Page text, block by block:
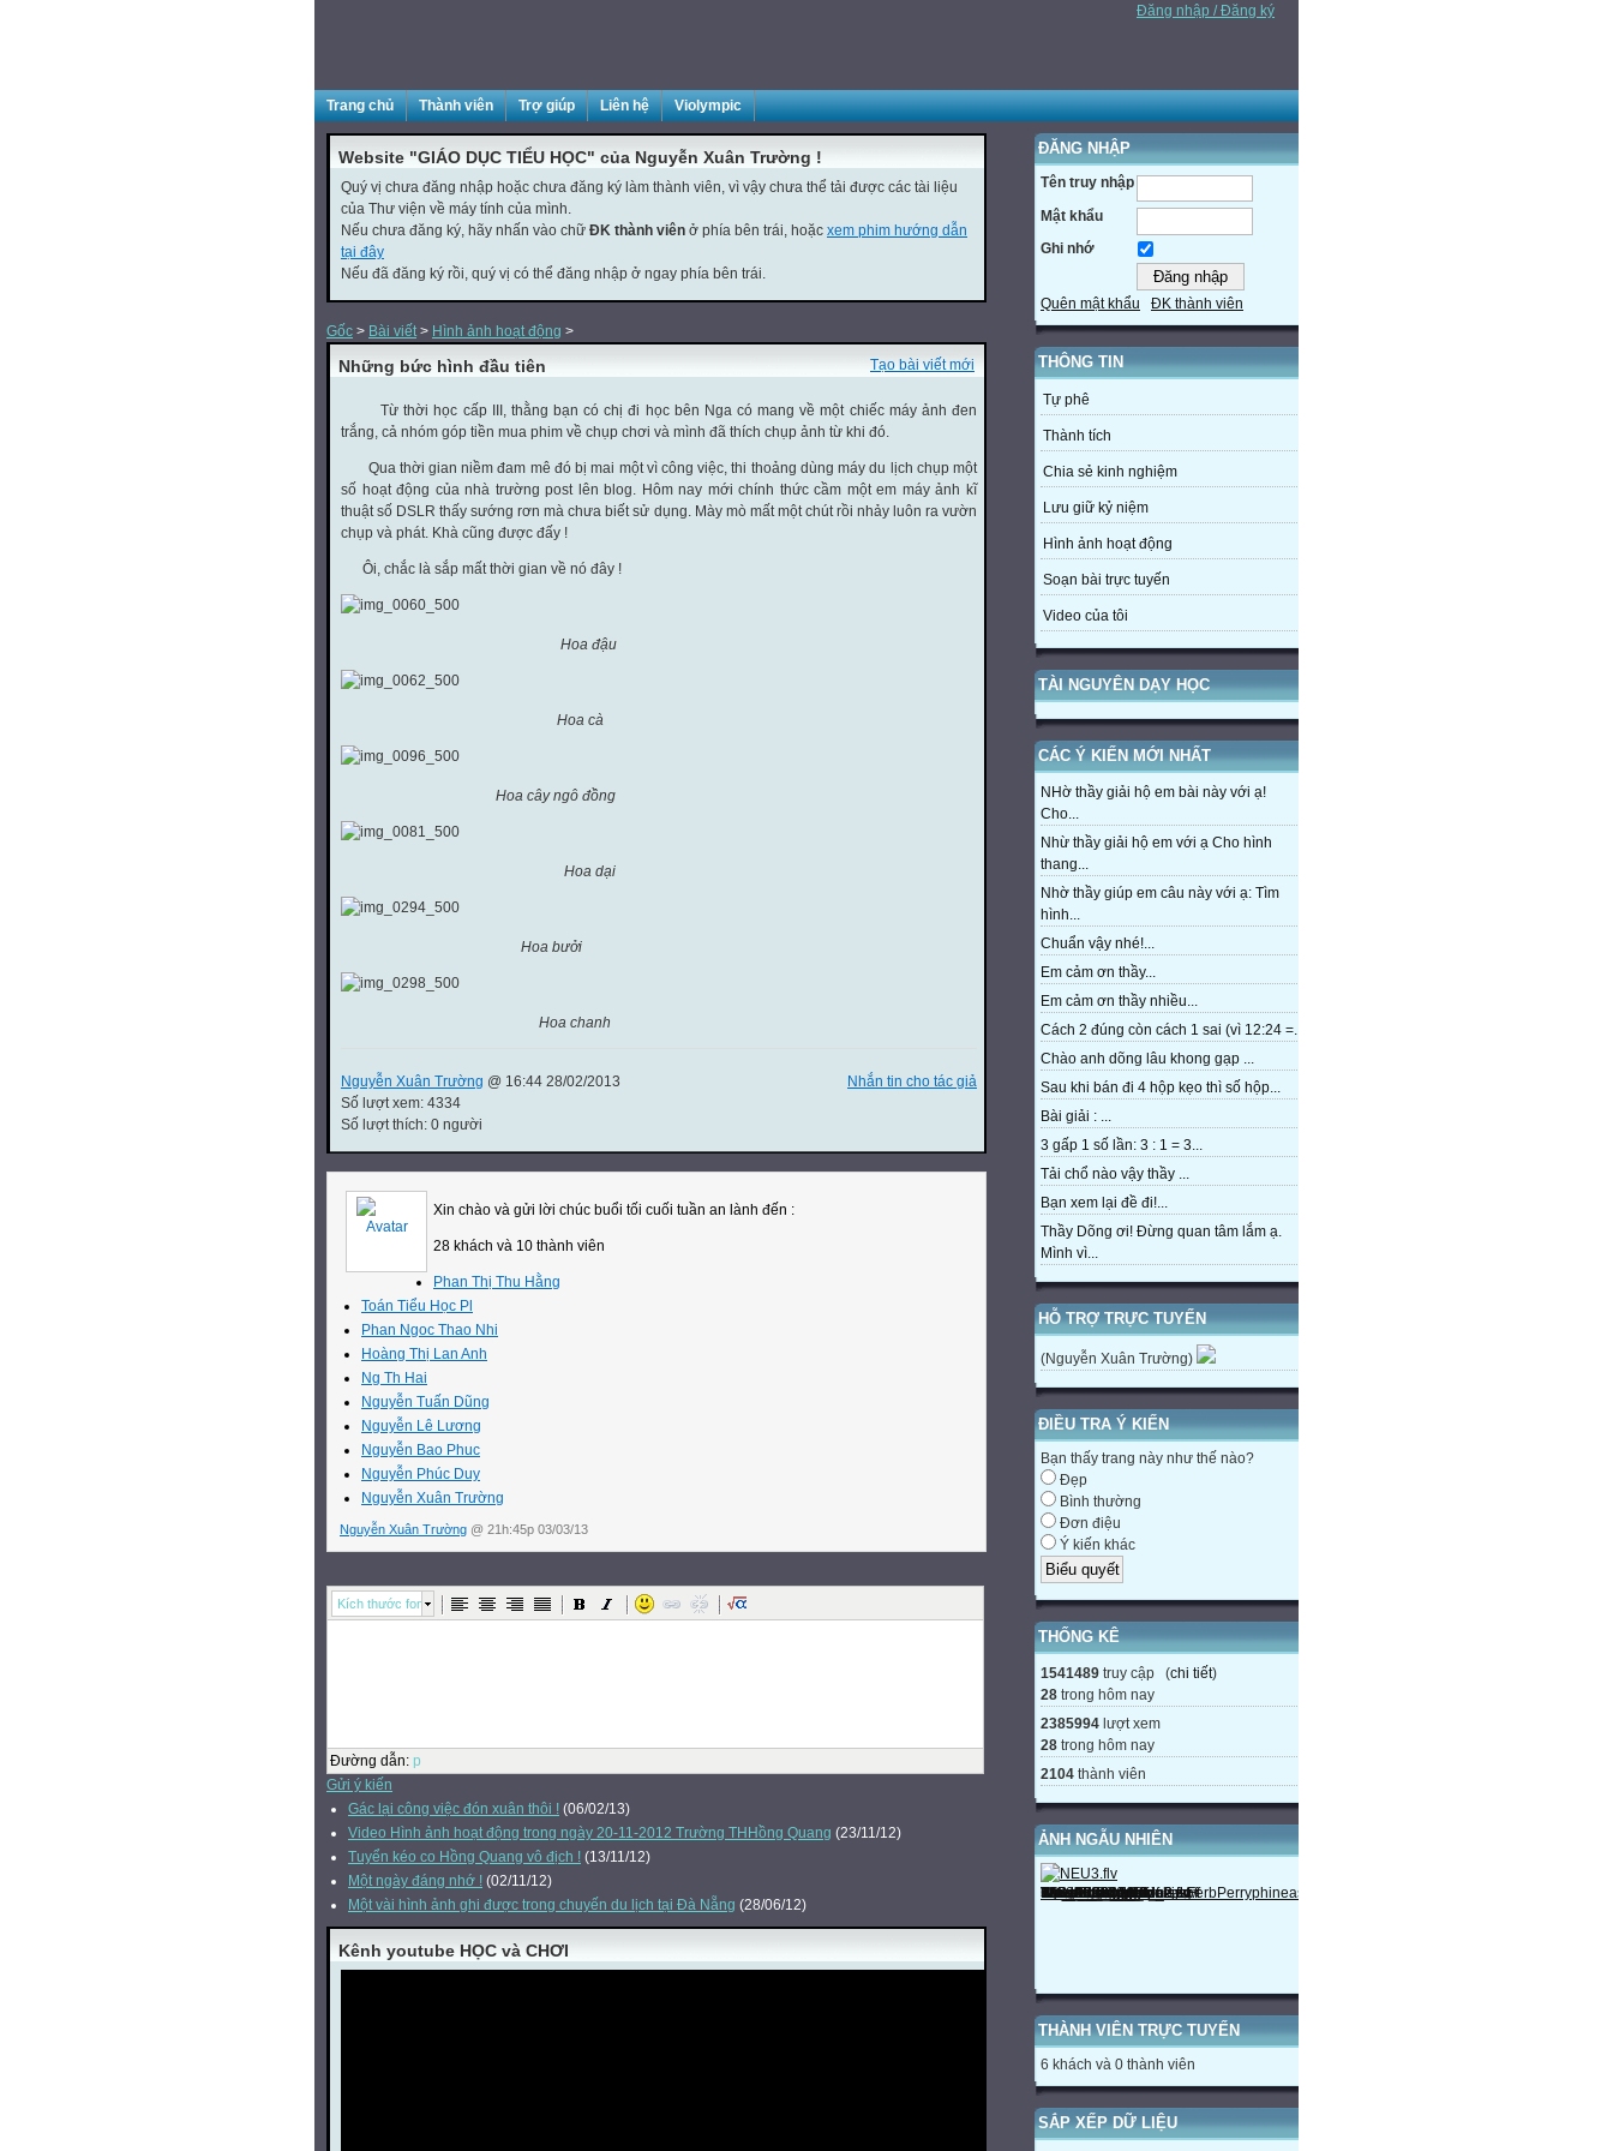
Đăng nhập / Đăng ký
Trang chủ Thành viên Trợ giúp Liên hệ Violympic
ĐĂNG NHẬP
Tên truy nhập
Mật khẩu
Ghi nhớ
Quên mật khẩu ĐK thành viên
THÔNG TIN
Tự phê
Thành tích
Chia sẻ kinh nghiệm
Lưu giữ kỷ niệm
Hình ảnh hoạt động
Soạn bài trực tuyến
Video của tôi
TÀI NGUYÊN DẠY HỌC
CÁC Ý KIẾN MỚI NHẤT
NHờ thầy giải hộ em bài này với ạ!
Cho...
Nhừ thầy giải hộ em với ạ Cho hình
thang...
Nhờ thầy giúp em câu này với ạ: Tìm
hình...
Chuẩn vậy nhé!...
Em cảm ơn thầy...
Em cảm ơn thầy nhiều...
Cách 2 đúng còn cách 1 sai (vì 12:24 =...
Chào anh dõng lâu khong gạp ...
Sau khi bán đi 4 hộp kẹo thì số hộp...
Bài giải : ...
3 gấp 1 số lần: 3 : 1 = 3...
Tải chổ nào vậy thầy ...
Bạn xem lại đề đi!...
Thầy Dõng ơi! Đừng quan tâm lắm ạ.
Mình vì...
HỖ TRỢ TRỰC TUYẾN
(Nguyễn Xuân Trường)
ĐIỀU TRA Ý KIẾN
Bạn thấy trang này như thế nào?
Đẹp
Bình thường
Đơn điệu
Ý kiến khác
THỐNG KÊ
1541489 truy cập (chi tiết)
28 trong hôm nay
2385994 lượt xem
28 trong hôm nay
2104 thành viên
ẢNH NGẪU NHIÊN
THÀNH VIÊN TRỰC TUYẾN
6 khách và 0 thành viên
SẮP XẾP DỮ LIỆU
Website "GIÁO DỤC TIỂU HỌC" của Nguyễn Xuân Trường !
Quý vị chưa đăng nhập hoặc chưa đăng ký làm thành viên, vì vậy chưa thể tải được các tài liệu
của Thư viện về máy tính của mình.
Nếu chưa đăng ký, hãy nhấn vào chữ ĐK thành viên ở phía bên trái, hoặc xem phim hướng dẫn
tại đây
Nếu đã đăng ký rồi, quý vị có thể đăng nhập ở ngay phía bên trái.
Gốc > Bài viết> Hình ảnh hoạt động >
Tạo bài viết mới
Những bức hình đầu tiên
Từ thời học cấp III, thằng bạn có chị đi học bên Nga có mang về một chiếc máy ảnh đen
trắng, cả nhóm góp tiền mua phim về chụp chơi và mình đã thích chụp ảnh từ khi đó.
Qua thời gian niềm đam mê đó bị mai một vì công việc, thi thoảng dùng máy du lịch chụp một
số hoạt động của nhà trường post lên blog. Hôm nay mới chính thức cầm một em máy ảnh kĩ
thuật số DSLR thấy sướng rơn mà chưa biết sử dụng. Mày mò mất một chút rồi nhảy luôn ra vườn
chụp và phát. Khà cũng được đấy !
Ôi, chắc là sắp mất thời gian về nó đây !
Hoa đậu
Hoa cà
Hoa cây ngô đồng
Hoa dại
Hoa bưởi
Hoa chanh
Nhắn tin cho tác giả
Nguyễn Xuân Trường @ 16:44 28/02/2013
Số lượt xem: 4334
Số lượt thích: 0 người
Xin chào và gửi lời chúc buổi tối cuối tuần an lành đến :
28 khách và 10 thành viên
Phan Thị Thu Hằng
Toán Tiểu Học Pl
Phan Ngoc Thao Nhi
Hoàng Thị Lan Anh
Ng Th Hai
Nguyễn Tuấn Dũng
Nguyễn Lê Lương
Nguyễn Bao Phuc
Nguyễn Phúc Duy
Nguyễn Xuân Trường
Nguyễn Xuân Trường @ 21h:45p 03/03/13
Kích thước font
Đường dẫn: p
Gửi ý kiến
Gác lại công việc đón xuân thôi ! (06/02/13)
Video Hình ảnh hoạt động trong ngày 20-11-2012 Trường THHồng Quang (23/11/12)
Tuyển kéo co Hồng Quang vô địch ! (13/11/12)
Một ngày đáng nhớ ! (02/11/12)
Một vài hình ảnh ghi được trong chuyến du lịch tại Đà Nẵng (28/06/12)
Kênh youtube HỌC và CHƠI